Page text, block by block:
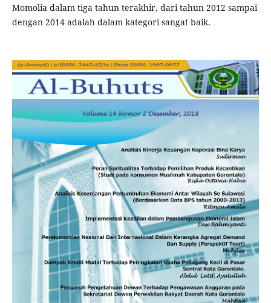
Momolia dalam tiga tahun terakhir, dari tahun 2012 sampai
dengan 2014 adalah dalam kategori sangat baik.